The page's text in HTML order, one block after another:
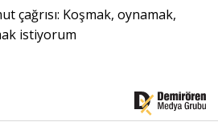
çağrısı: Koşmak, oynamak,
istiyorum